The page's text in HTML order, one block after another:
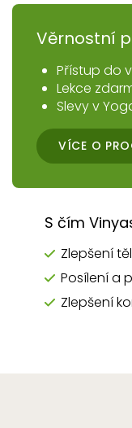
Věrnostní
Přístup do
Lekce
Slevy v
VÍCE O
S čím
Zlepšení
Posílení a
Zlepšení